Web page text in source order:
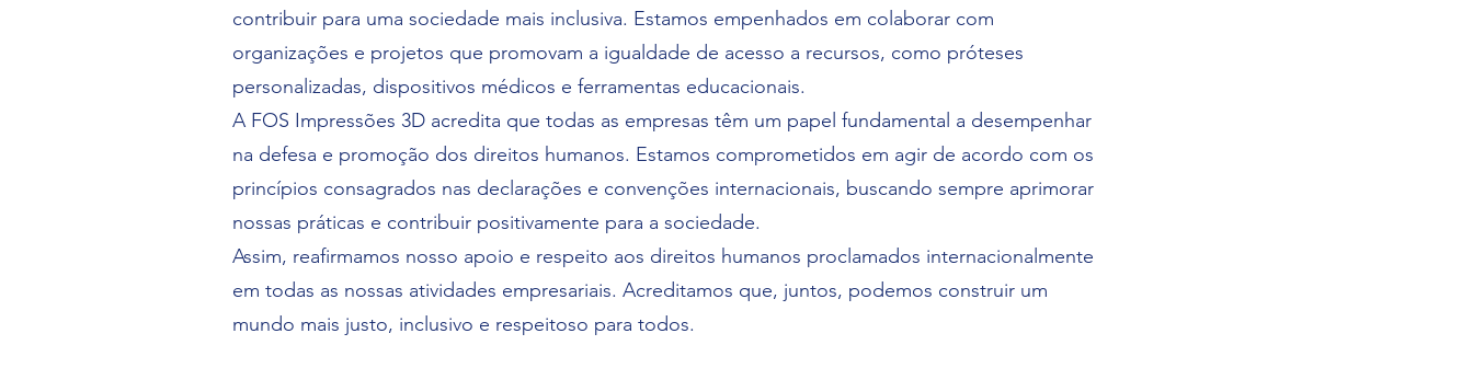
contribuir para uma sociedade mais inclusiva. Estamos empenhados em colaborar com
organizações e projetos que promovam a igualdade de acesso a recursos, como próteses
personalizadas, dispositivos médicos e ferramentas educacionais.
A FOS Impressões 3D acredita que todas as empresas têm um papel fundamental a desempenhar
na defesa e promoção dos direitos humanos. Estamos comprometidos em agir de acordo com os
princípios consagrados nas declarações e convenções internacionais, buscando sempre aprimorar
nossas práticas e contribuir positivamente para a sociedade.
Assim, reafirmamos nosso apoio e respeito aos direitos humanos proclamados internacionalmente
em todas as nossas atividades empresariais. Acreditamos que, juntos, podemos construir um
mundo mais justo, inclusivo e respeitoso para todos.